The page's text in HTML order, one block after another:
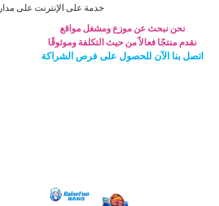
خدمة على الإنترنت على مدار 24 ساعة: whatsapp/skype/wechat
نحن نبحث عن موزع ومشغل مواقع
نقدم منتجًا فعالاً من حيث التكلفة وموثوقًا
اتصل بنا الآن للحصول على فرص الشراكة